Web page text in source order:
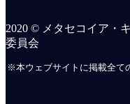
2020 © メタセコイア・
委員会
※本ウェブサイトに掲載全て